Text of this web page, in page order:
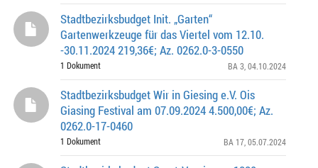
Stadtbezirksbudget Init. „Garten“
Gartenwerkzeuge für das Viertel vom 12.10.
-30.11.2024 219,36€; Az. 0262.0-3-0550
1 Dokument BA 3 , 04.10.2024
Stadtbezirksbudget Wir in Giesing e.V. Ois
Giasing Festival am 07.09.2024 4.500,00€; Az.
0262.0-17-0460
1 Dokument BA 17 , 05.07.2024